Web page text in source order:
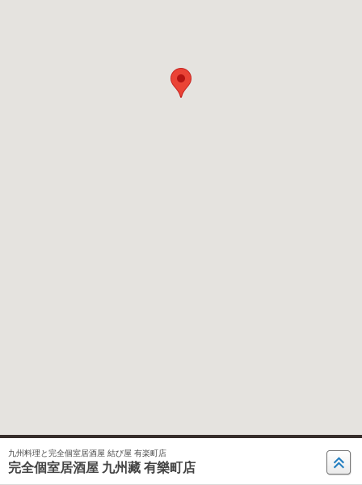
九州料理と完全個室居酒屋 結び屋 有楽町店
完全個室居酒屋 九州藏 有樂町店